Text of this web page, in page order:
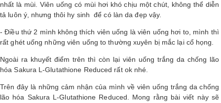
nhất là mùi. Viên uống có mùi hơi khó chịu một chút, không thể diễn
tả luôn ý, nhưng thôi hy sinh để có làn da đẹp vậy.
- Điều thứ 2 mình không thích viên uống là viên uống hơi to, mình thì
rất ghét uống những viên uống to thường xuyên bị mắc lại cổ họng.
Ngoài ra khuyết điểm trên thì còn lại viên uống trắng da chống lão
hóa Sakura L-Glutathione Reduced rất ok nhé.
Trên đây là những cảm nhận của mình về viên uống trắng da chống
lão hóa Sakura L-Glutathione Reduced. Mong rằng bài viết này sẽ